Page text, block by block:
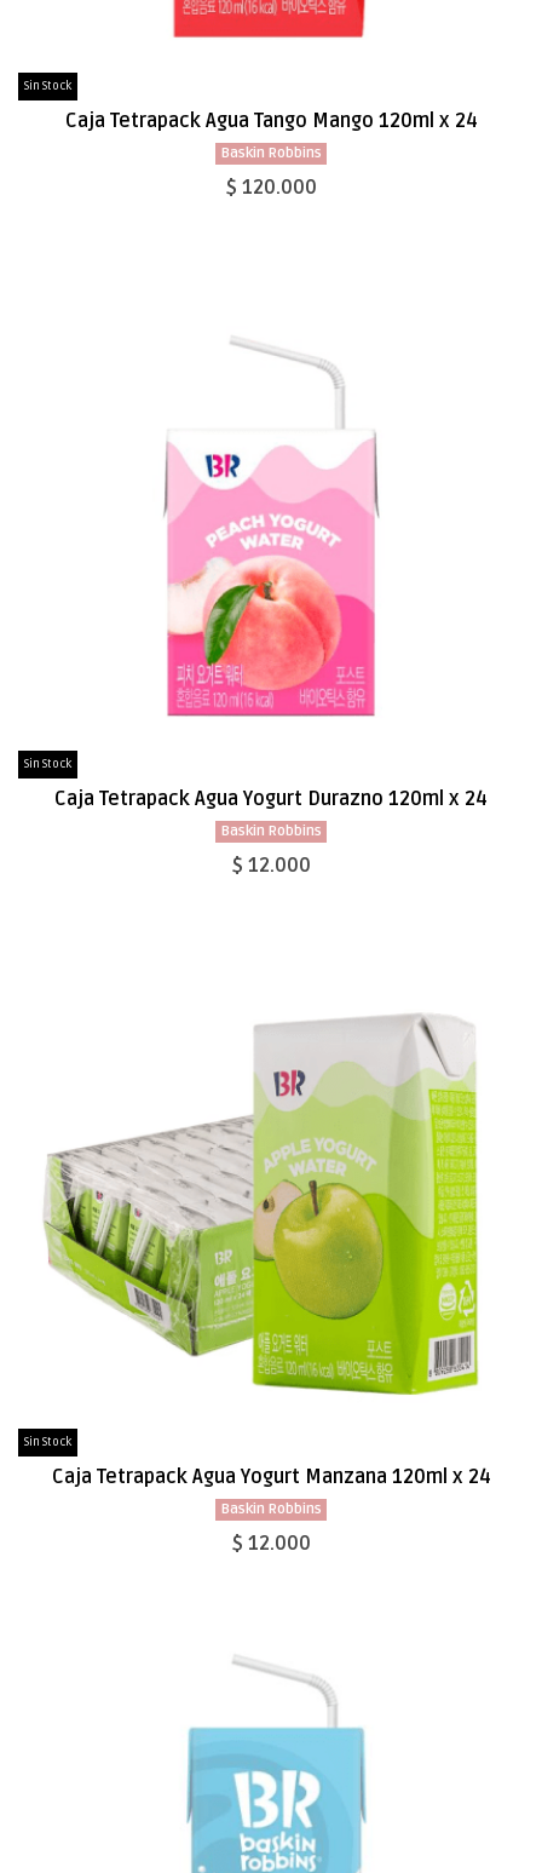
Sin Stock
Caja Tetrapack Agua Tango Mango 120ml x 24
Baskin Robbins
$ 120.000
Sin Stock
Caja Tetrapack Agua Yogurt Durazno 120ml x 24
Baskin Robbins
$ 12.000
Sin Stock
Caja Tetrapack Agua Yogurt Manzana 120ml x 24
Baskin Robbins
$ 12.000